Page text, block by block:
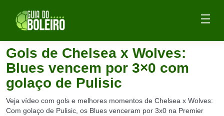
Gols de Chelsea x Wolves:
Blues vencem por 3×0 com
golaço de Pulisic
Veja vídeo com gols e melhores momentos de Chelsea x Wolves:
Com golaço de Pulisic, os Blues venceram por 3x0 na Premier